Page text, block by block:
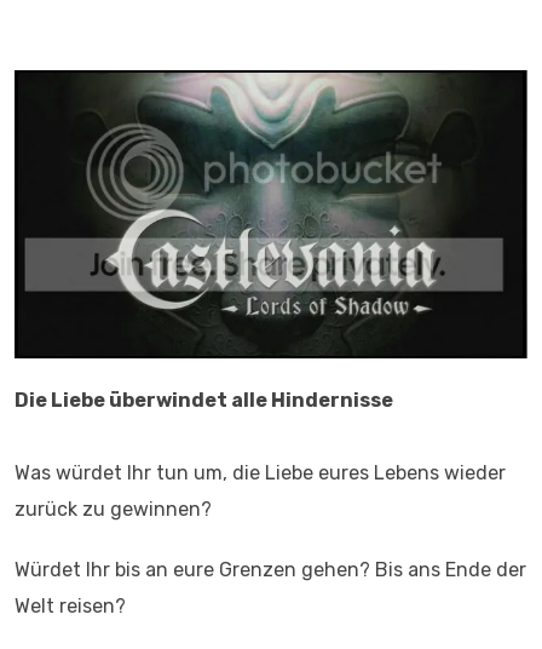
Die Liebe überwindet alle Hindernisse
Was würdet Ihr tun um, die Liebe eures Lebens wieder
zurück zu gewinnen?
Würdet Ihr bis an eure Grenzen gehen? Bis ans Ende der
Welt reisen?